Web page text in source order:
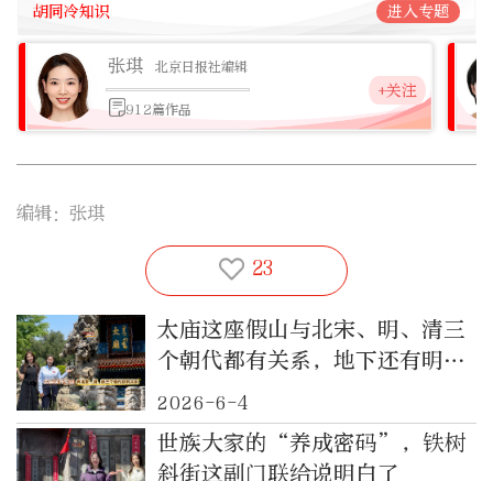
胡同冷知识 进入专题
张琪 北京日报社编辑
912篇作品
+关注
编辑：张琪
23
太庙这座假山与北宋、明、清三
个朝代都有关系，地下还有明代
“睿庙”遗址
2026-6-4
世族大家的“养成密码”，铁树
斜街这副门联给说明白了